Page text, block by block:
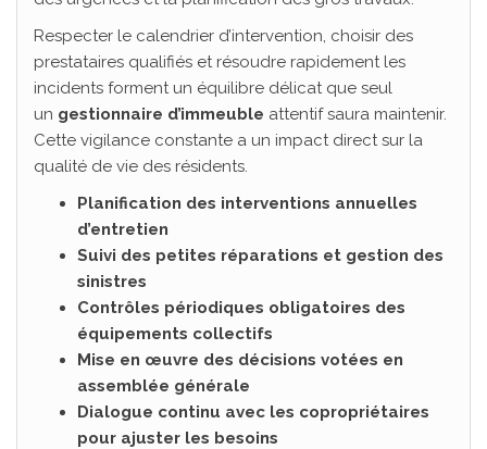
Respecter le calendrier d’intervention, choisir des
prestataires qualifiés et résoudre rapidement les
incidents forment un équilibre délicat que seul
un gestionnaire d’immeuble attentif saura maintenir.
Cette vigilance constante a un impact direct sur la
qualité de vie des résidents.
Planification des interventions annuelles
d’entretien
Suivi des petites réparations et gestion des
sinistres
Contrôles périodiques obligatoires des
équipements collectifs
Mise en œuvre des décisions votées en
assemblée générale
Dialogue continu avec les copropriétaires
pour ajuster les besoins